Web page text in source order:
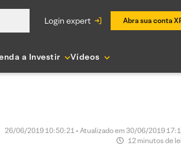
login expert Abra sua conta
a Investir Vídeos
26/06/2019 10:50:21 • Atualizado em 30/06/2019
12 minutos de